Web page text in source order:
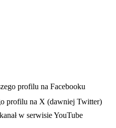
nowej karcieprofilu na Facebooku
profilu na X (dawniej Twitter)
karcie
w serwisie YouTube